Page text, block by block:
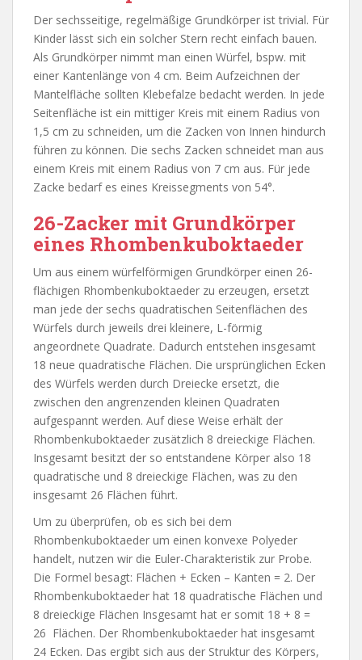
Der sechsseitige, regelmäßige Grundkörper ist trivial. Für
Kinder lässt sich ein solcher Stern recht einfach bauen.
Als Grundkörper nimmt man einen Würfel, bspw. mit
einer Kantenlänge von 4 cm. Beim Aufzeichnen der
Mantelfläche sollten Klebefalze bedacht werden. In jede
Seitenfläche ist ein mittiger Kreis mit einem Radius von
1,5 cm zu schneiden, um die Zacken von Innen hindurch
führen zu können. Die sechs Zacken schneidet man aus
einem Kreis mit einem Radius von 7 cm aus. Für jede
Zacke bedarf es eines Kreissegments von 54°.
26-Zacker mit Grundkörper
eines Rhombenkuboktaeder
Um aus einem würfelförmigen Grundkörper einen 26-
flächigen Rhombenkuboktaeder zu erzeugen, ersetzt
man jede der sechs quadratischen Seitenflächen des
Würfels durch jeweils drei kleinere, L-förmig
angeordnete Quadrate. Dadurch entstehen insgesamt
18 neue quadratische Flächen. Die ursprünglichen Ecken
des Würfels werden durch Dreiecke ersetzt, die
zwischen den angrenzenden kleinen Quadraten
aufgespannt werden. Auf diese Weise erhält der
Rhombenkuboktaeder zusätzlich 8 dreieckige Flächen.
Insgesamt besitzt der so entstandene Körper also 18
quadratische und 8 dreieckige Flächen, was zu den
insgesamt 26 Flächen führt.
Um zu überprüfen, ob es sich bei dem
Rhombenkuboktaeder um einen konvexe Polyeder
handelt, nutzen wir die Euler-Charakteristik zur Probe.
Die Formel besagt: Flächen + Ecken – Kanten = 2. Der
Rhombenkuboktaeder hat 18 quadratische Flächen und
8 dreieckige Flächen Insgesamt hat er somit 18 + 8 =
26 Flächen. Der Rhombenkuboktaeder hat insgesamt
24 Ecken. Das ergibt sich aus der Struktur des Körpers,